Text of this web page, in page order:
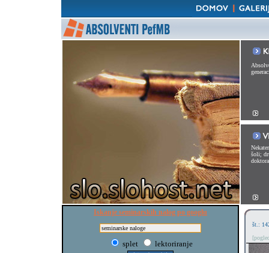
šoli;
Iskanje seminarskih nalog po googlu
splet lektoriranje
št.: